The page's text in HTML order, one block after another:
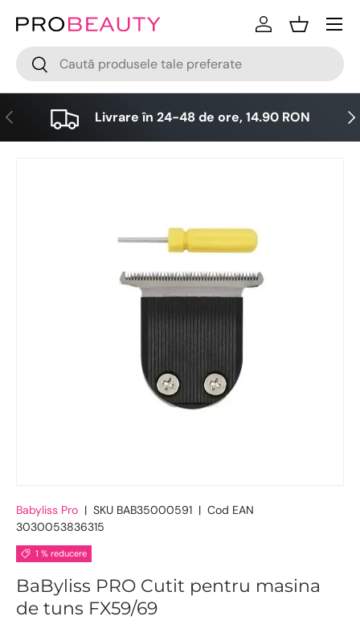
Sari la conținut
Cǎutare
Cǎutare
LogareCos
Meniu
Anterior Livrare în 24-48 de ore, 14.90 RON
Babyliss Pro | SKU BAB35000591 | Cod EAN
3030053836315
1 % reducere
BaByliss PRO Cutit pentru masina
de tuns FX59/69